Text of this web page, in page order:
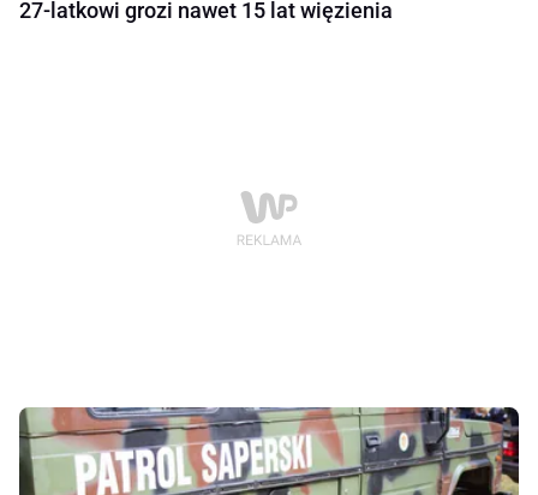
27-latkowi grozi nawet 15 lat więzienia